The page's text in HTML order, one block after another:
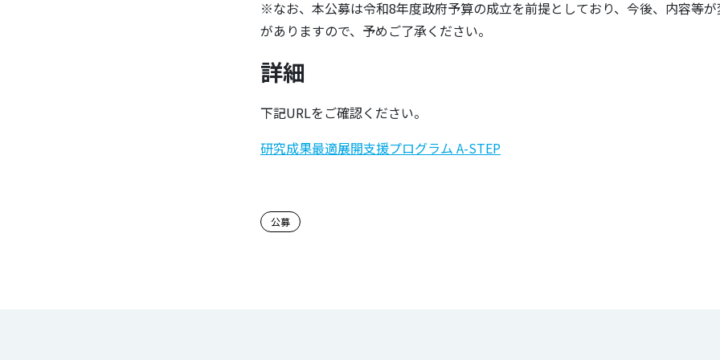
※なお、本公募は令和8年度政府予算の成立を前提としており、今後、内容等
がありますので、予めご了承ください。
詳細
下記URLをご確認ください。
研究成果最適展開支援プログラム A-STEP
この記事のタグ
公募